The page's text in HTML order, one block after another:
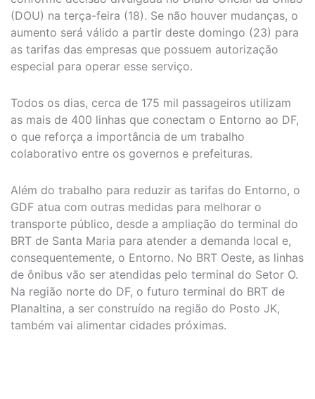
(DOU) na terça-feira (18). Se não houver mudanças, o
aumento será válido a partir deste domingo (23) para
as tarifas das empresas que possuem autorização
especial para operar esse serviço.
Todos os dias, cerca de 175 mil passageiros utilizam
as mais de 400 linhas que conectam o Entorno ao DF,
o que reforça a importância de um trabalho
colaborativo entre os governos e prefeituras.
Além do trabalho para reduzir as tarifas do Entorno, o
GDF atua com outras medidas para melhorar o
transporte público, desde a ampliação do terminal do
BRT de Santa Maria para atender a demanda local e,
consequentemente, o Entorno. No BRT Oeste, as linhas
de ônibus vão ser atendidas pelo terminal do Setor O.
Na região norte do DF, o futuro terminal do BRT de
Planaltina, a ser construído na região do Posto JK,
também vai alimentar cidades próximas.